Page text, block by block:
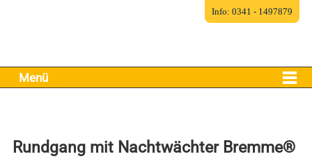
Menü
Rundgang mit Nachtwächter Bremme®
Info: 0341 - 1497879